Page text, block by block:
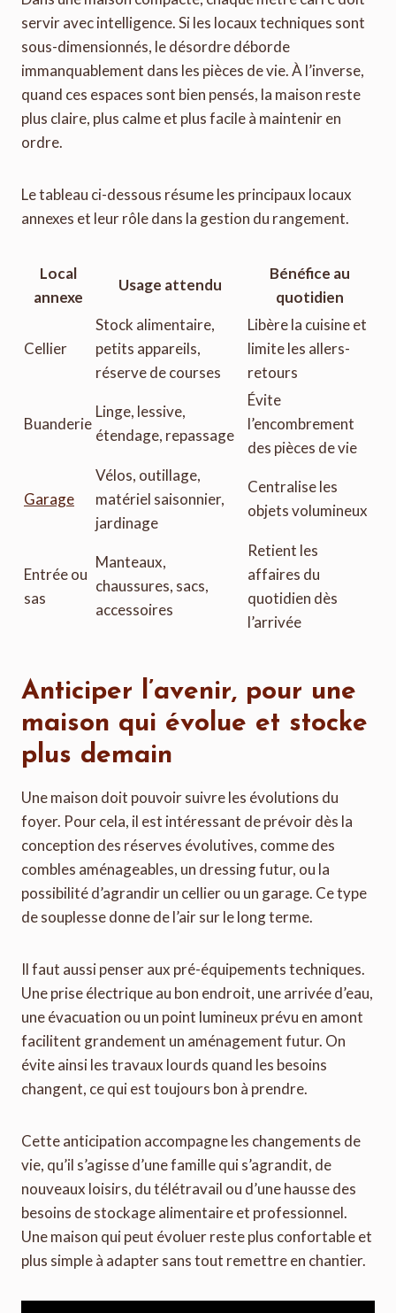
servir avec intelligence. Si les locaux techniques sont
sous-dimensionnés, le désordre déborde
immanquablement dans les pièces de vie. À l’inverse,
quand ces espaces sont bien pensés, la maison reste
plus claire, plus calme et plus facile à maintenir en
ordre.
Le tableau ci-dessous résume les principaux locaux
annexes et leur rôle dans la gestion du rangement.
Local
annexe
Usage attendu
Bénéfice au
quotidien
Cellier
Stock alimentaire,
petits appareils,
réserve de courses
Libère la cuisine et
limite les allers-
retours
Buanderie
Linge, lessive,
étendage, repassage
Évite
l’encombrement
des pièces de vie
Garage
Vélos, outillage,
matériel saisonnier,
jardinage
Centralise les
objets volumineux
Entrée ou
sas
Manteaux,
chaussures, sacs,
accessoires
Retient les
affaires du
quotidien dès
l’arrivée
Anticiper l’avenir, pour une
maison qui évolue et stocke
plus demain
Une maison doit pouvoir suivre les évolutions du
foyer. Pour cela, il est intéressant de prévoir dès la
conception des réserves évolutives, comme des
combles aménageables, un dressing futur, ou la
possibilité d’agrandir un cellier ou un garage. Ce type
de souplesse donne de l’air sur le long terme.
Il faut aussi penser aux pré-équipements techniques.
Une prise électrique au bon endroit, une arrivée d’eau,
une évacuation ou un point lumineux prévu en amont
facilitent grandement un aménagement futur. On
évite ainsi les travaux lourds quand les besoins
changent, ce qui est toujours bon à prendre.
Cette anticipation accompagne les changements de
vie, qu’il s’agisse d’une famille qui s’agrandit, de
nouveaux loisirs, du télétravail ou d’une hausse des
besoins de stockage alimentaire et professionnel.
Une maison qui peut évoluer reste plus confortable et
plus simple à adapter sans tout remettre en chantier.